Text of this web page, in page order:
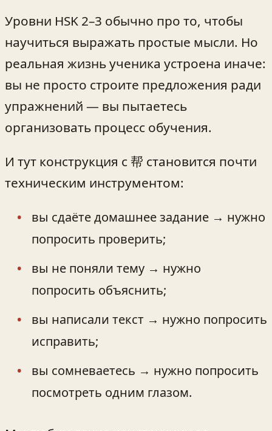
Уровни HSK 2–3 обычно про то, чтобы
научиться выражать простые мысли. Но
реальная жизнь ученика устроена иначе:
вы не просто строите предложения ради
упражнений — вы пытаетесь
организовать процесс обучения.
И тут конструкция с 帮 становится почти
техническим инструментом:
вы сдаёте домашнее задание → нужно
попросить проверить;
вы не поняли тему → нужно
попросить объяснить;
вы написали текст → нужно попросить
исправить;
вы сомневаетесь → нужно попросить
посмотреть одним глазом.